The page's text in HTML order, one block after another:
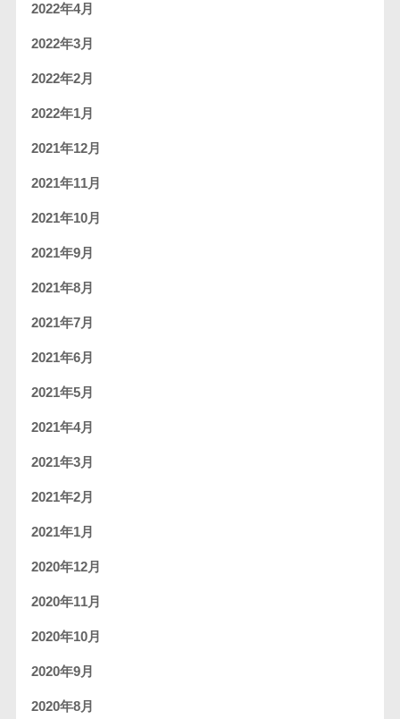
2022年4月
2022年3月
2022年2月
2022年1月
2021年12月
2021年11月
2021年10月
2021年9月
2021年8月
2021年7月
2021年6月
2021年5月
2021年4月
2021年3月
2021年2月
2021年1月
2020年12月
2020年11月
2020年10月
2020年9月
2020年8月